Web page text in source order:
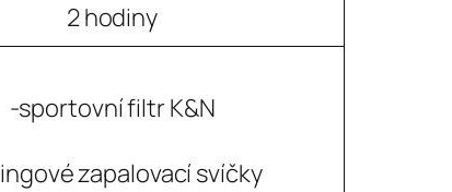
2 hodiny
-sportovní filtr K&N
zapalovací svíčky